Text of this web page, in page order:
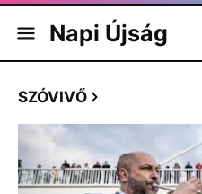
Napi Újság
SZÓVIVŐ